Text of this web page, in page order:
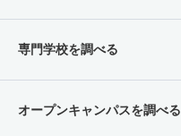
専門学校を調べる
オープンキャンパスを調べる